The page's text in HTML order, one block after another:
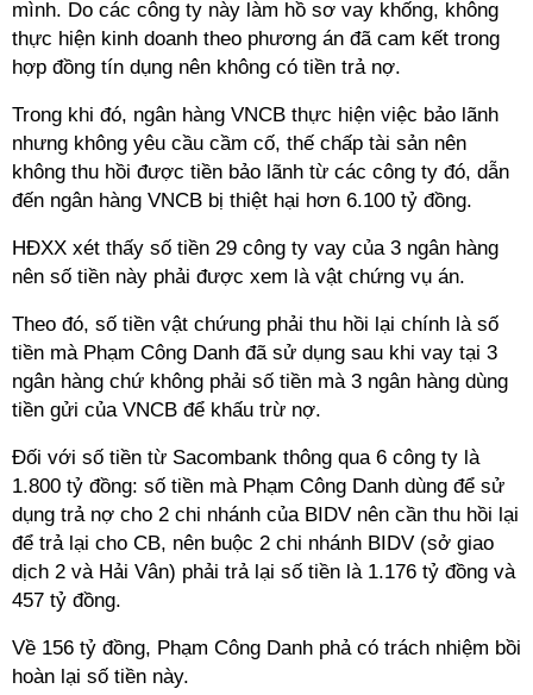
mình. Do các công ty này làm hồ sơ vay khống, không
thực hiện kinh doanh theo phương án đã cam kết trong
hợp đồng tín dụng nên không có tiền trả nợ.
Trong khi đó, ngân hàng VNCB thực hiện việc bảo lãnh
nhưng không yêu cầu cầm cố, thế chấp tài sản nên
không thu hồi được tiền bảo lãnh từ các công ty đó, dẫn
đến ngân hàng VNCB bị thiệt hại hơn 6.100 tỷ đồng.
HĐXX xét thấy số tiền 29 công ty vay của 3 ngân hàng
nên số tiền này phải được xem là vật chứng vụ án.
Theo đó, số tiền vật chứung phải thu hồi lại chính là số
tiền mà Phạm Công Danh đã sử dụng sau khi vay tại 3
ngân hàng chứ không phải số tiền mà 3 ngân hàng dùng
tiền gửi của VNCB để khấu trừ nợ.
Đối với số tiền từ Sacombank thông qua 6 công ty là
1.800 tỷ đồng: số tiền mà Phạm Công Danh dùng để sử
dụng trả nợ cho 2 chi nhánh của BIDV nên cần thu hồi lại
để trả lại cho CB, nên buộc 2 chi nhánh BIDV (sở giao
dịch 2 và Hải Vân) phải trả lại số tiền là 1.176 tỷ đồng và
457 tỷ đồng.
Về 156 tỷ đồng, Phạm Công Danh phả có trách nhiệm bồi
hoàn lại số tiền này.